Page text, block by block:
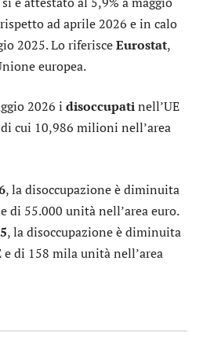
ad aprile 2026 e in calo
2025. Lo riferisceEurostat,
europea.
2026 i disoccupatinell’UE
cui 10,986 milioni nell’area
, la disoccupazione è diminuita
di 55.000 unità nell’area euro.
, la disoccupazione è diminuita
di 158 mila unità nell’area